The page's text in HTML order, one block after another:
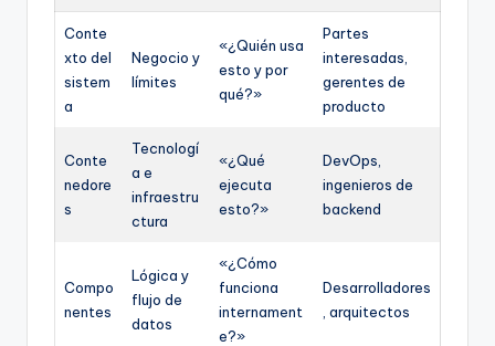
Conte
xto del
sistem
a
Negocio y
límites
«¿Quién usa
esto y por
qué?»
Partes
interesadas,
gerentes de
producto
Conte
nedore
s
Tecnologí
a e
infraestru
ctura
«¿Qué
ejecuta
esto?»
DevOps,
ingenieros de
backend
Compo
nentes
Lógica y
flujo de
datos
«¿Cómo
funciona
internament
e?»
Desarrolladores
, arquitectos